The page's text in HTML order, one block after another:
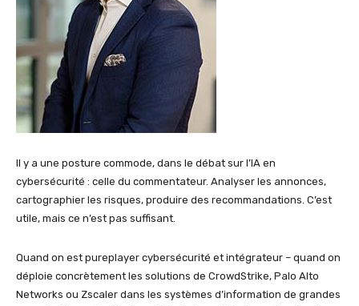
Il y a une posture commode, dans le débat sur l’IA en
cybersécurité : celle du commentateur. Analyser les annonces,
cartographier les risques, produire des recommandations. C’est
utile, mais ce n’est pas suffisant.
Quand on est pureplayer cybersécurité et intégrateur – quand on
déploie concrètement les solutions de CrowdStrike, Palo Alto
Networks ou Zscaler dans les systèmes d’information de grandes